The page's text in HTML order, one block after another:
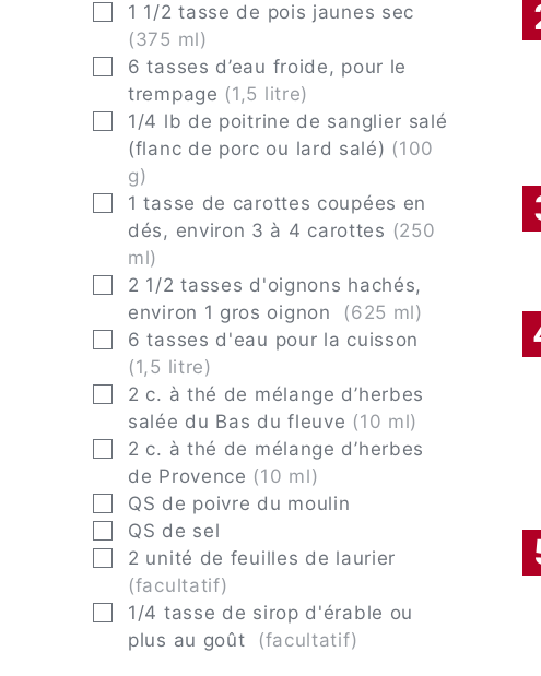
▢
1 1/2 tasse de pois jaunes sec
(375 ml)
▢
6 tasses d’eau froide, pour le
trempage (1,5 litre)
▢
1/4 lb de poitrine de sanglier salé
(flanc de porc ou lard salé) (100
g)
▢
1 tasse de carottes coupées en
dés, environ 3 à 4 carottes (250
ml)
▢
2 1/2 tasses d'oignons hachés,
environ 1 gros oignon
(625 ml)
▢
6 tasses d'eau pour la cuisson
(1,5 litre)
▢
2 c. à thé de mélange d’herbes
salée du Bas du fleuve (10 ml)
▢
2 c. à thé de mélange d’herbes
de Provence (10 ml)
▢
QS de poivre du moulin
▢
QS de sel
▢
2 unité de feuilles de laurier
(facultatif)
▢
1/4 tasse de sirop d'érable ou
plus au goût
(facultatif)